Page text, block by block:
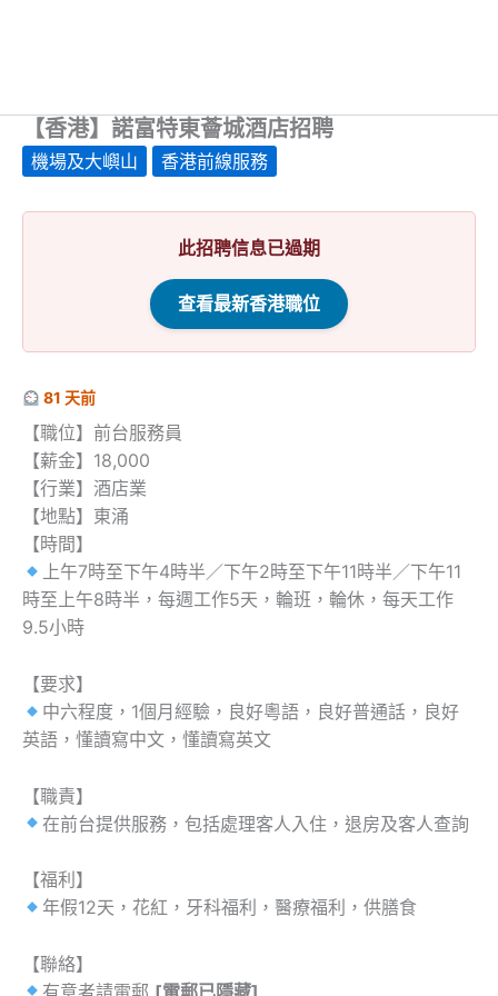
【香港】諾富特東薈城酒店招聘
機場及大嶼山 香港前線服務
此招聘信息已過期
查看最新香港職位
81 天前
【職位】前台服務員
【薪金】18,000
【行業】酒店業
【地點】東涌
【時間】
上午7時至下午4時半／下午2時至下午11時半／下午11
時至上午8時半，每週工作5天，輪班，輪休，每天工作
9.5小時
【要求】
中六程度，1個月經驗，良好粵語，良好普通話，良好
英語，懂讀寫中文，懂讀寫英文
【職責】
在前台提供服務，包括處理客人入住，退房及客人查詢
【福利】
年假12天，花紅，牙科福利，醫療福利，供膳食
【聯絡】
有意者請電郵 [電郵已隱藏]